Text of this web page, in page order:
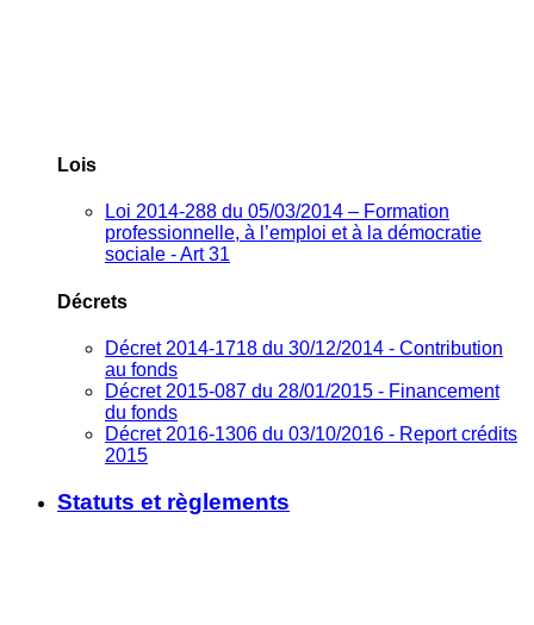
Lois
Loi 2014-288 du 05/03/2014 – Formation
professionnelle, à l’emploi et à la démocratie
sociale - Art 31
Décrets
Décret 2014-1718 du 30/12/2014 - Contribution
au fonds
Décret 2015-087 du 28/01/2015 - Financement
du fonds
Décret 2016-1306 du 03/10/2016 - Report crédits
2015
Statuts et règlements